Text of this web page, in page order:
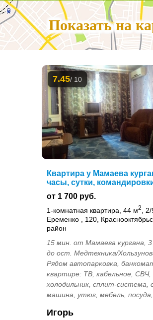
Показать на
7.45/ 10
Квартира у Мамаева
часы, сутки,
от 1 700 руб.
1-комнатная квартира, 44 м2
,
Еременко , 120,
район
15 мин. от Мамаева кургана, 3
до ост. Медтехника/
Рядом автопарковка,
квартире: ТВ, кабельное, СВЧ,
холодильник, сплит-система,
машина, утюг, мебель, посуда,
Игорь